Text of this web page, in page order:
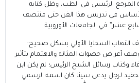
الرئيسي في الطب، وظل كتابه
في تدريس هذا الفن حتى منتصف
عشر” في الجامعات الأوروبية.
التهاب السحايا الأولي بشكل صحيح؛
أعراض حصوات المثانة والاهتمام بتأثير
وكتاب رسائل الشيخ الرئيس؛ لم يكن ابن
لرجل يدعى سينا كان اسمه الرسمي